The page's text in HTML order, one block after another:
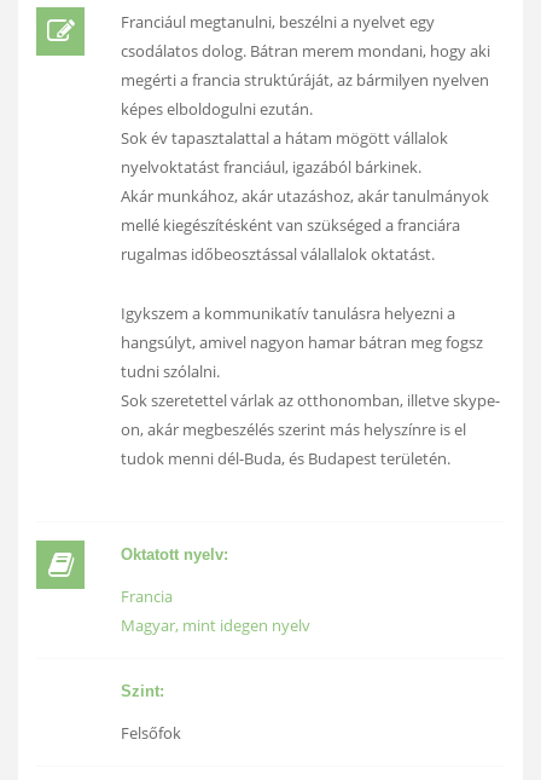
Franciául megtanulni, beszélni a nyelvet egy
csodálatos dolog. Bátran merem mondani, hogy aki
megérti a francia struktúráját, az bármilyen nyelven
képes elboldogulni ezután.
Sok év tapasztalattal a hátam mögött vállalok
nyelvoktatást franciául, igazából bárkinek.
Akár munkához, akár utazáshoz, akár tanulmányok
mellé kiegészítésként van szükséged a franciára
rugalmas időbeosztással válallalok oktatást.
Igykszem a kommunikatív tanulásra helyezni a
hangsúlyt, amivel nagyon hamar bátran meg fogsz
tudni szólalni.
Sok szeretettel várlak az otthonomban, illetve skype-
on, akár megbeszélés szerint más helyszínre is el
tudok menni dél-Buda, és Budapest területén.
Oktatott nyelv:
Francia
Magyar, mint idegen nyelv
Szint:
Felsőfok